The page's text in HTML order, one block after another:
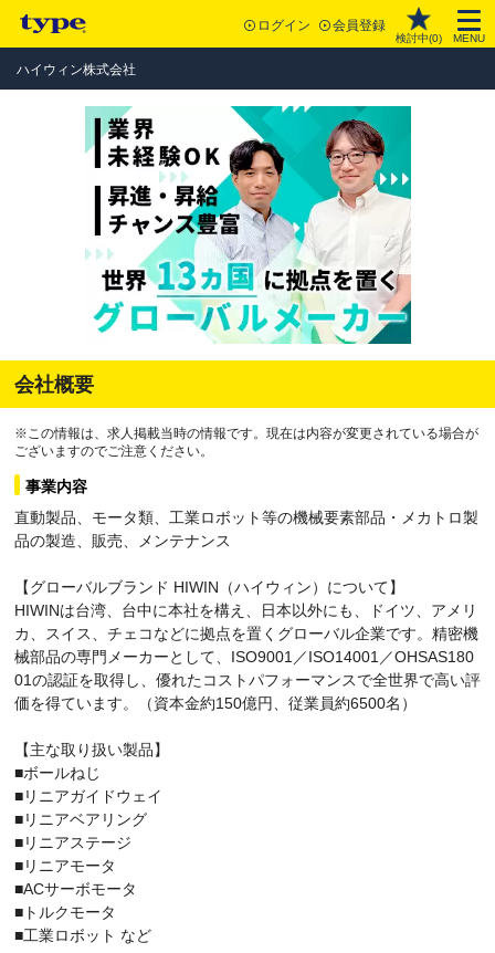
ログイン 会員登録
検討中(0) MENU
ハイウィン株式会社
会社概要
※この情報は、求人掲載当時の情報です。現在は内容が変更されている場合が
ございますのでご注意ください。
事業内容
直動製品、モータ類、工業ロボット等の機械要素部品・メカトロ製
品の製造、販売、メンテナンス
【グローバルブランド HIWIN（ハイウィン）について】
HIWINは台湾、台中に本社を構え、日本以外にも、ドイツ、アメリ
カ、スイス、チェコなどに拠点を置くグローバル企業です。精密機
械部品の専門メーカーとして、ISO9001／ISO14001／OHSAS180
01の認証を取得し、優れたコストパフォーマンスで全世界で高い評
価を得ています。（資本金約150億円、従業員約6500名）
【主な取り扱い製品】
■ボールねじ
■リニアガイドウェイ
■リニアベアリング
■リニアステージ
■リニアモータ
■ACサーボモータ
■トルクモータ
■工業ロボット など